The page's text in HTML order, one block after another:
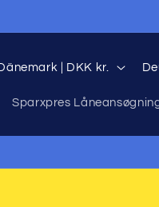
Sparxpres
Dänemark | DKK kr.
S
r
a
c